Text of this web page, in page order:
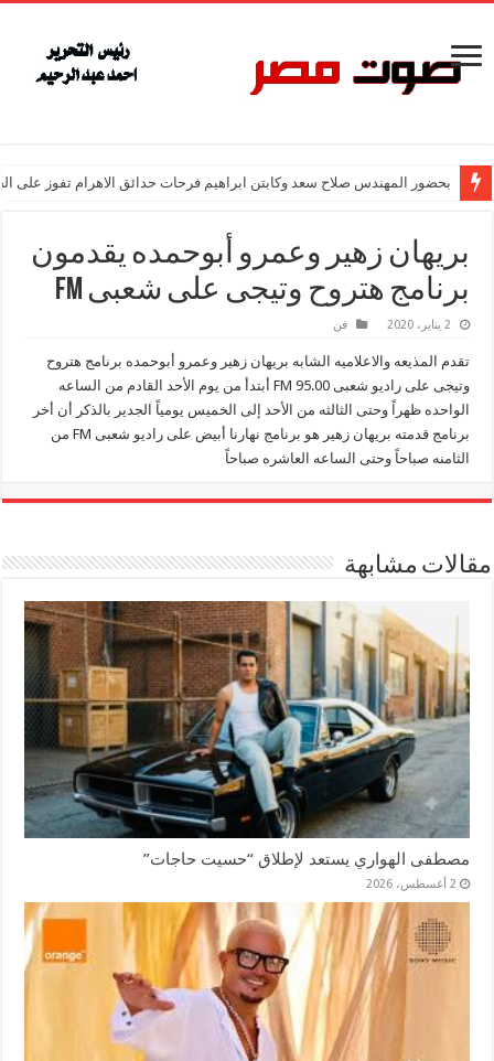
بحضور المهندس صلاح سعد وكابتن ابراهيم فرحات حدائق الاهرام تفوز على
بريهان زهير وعمرو أبوحمده يقدمون
برنامج هتروح وتيجى على شعبى FM
2 يناير، 2020 فن
تقدم المذيعه والاعلاميه الشابه بريهان زهير وعمرو أبوحمده برنامج هتروح
وتيجى على راديو شعبى 95.00 FM أبتدأ من يوم الأحد القادم من الساعه
الواحده ظهراً وحتى الثالثه من الأحد إلى الخميس يومياً الجدير بالذكر أن أخر
برنامج قدمته بريهان زهير هو برنامج نهارنا أبيض على راديو شعبى FM من
الثامنه صباحاً وحتى الساعه العاشره صباحاً
مقالات مشابهة
مصطفى الهواري يستعد لإطلاق “حسيت حاجات”
2 أغسطس، 2026